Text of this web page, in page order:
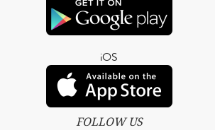
iOS
FOLLOW US